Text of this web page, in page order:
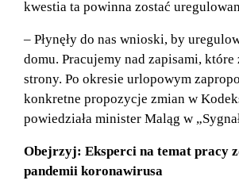
kwestia ta powinna zostać
– Płynęły do nas wnioski, by
domu. Pracujemy nad zapisami, które
strony. Po okresie urlopowym
konkretne propozycje zmian w
powiedziała minister Maląg w
Obejrzyj: Eksperci na temat pracy
pandemii koronawirusa